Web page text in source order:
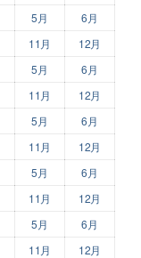
5月
6月
11月 12月
5月
6月
11月 12月
5月
6月
11月 12月
5月
6月
11月 12月
5月
6月
11月 12月